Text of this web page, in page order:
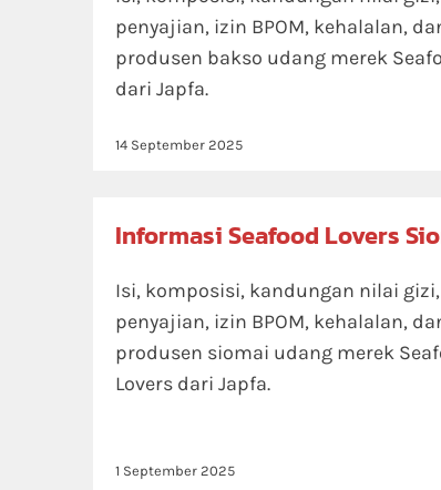
penyajian, izin BPOM, kehalalan,
produsen bakso udang merek
dari Japfa.
14 September 2025
Informasi Seafood Lovers
Isi, komposisi, kandungan nilai
penyajian, izin BPOM, kehalalan,
produsen siomai udang merek
Lovers dari Japfa.
1 September 2025